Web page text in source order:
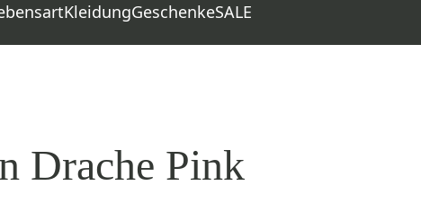
KleidungGeschenkeSALE
Drache Pink